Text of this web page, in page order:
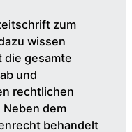
zum
wissen
die gesamte
und
rechtlichen
dem
behandelt